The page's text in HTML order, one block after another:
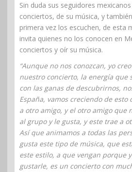
Sin duda sus seguidores
conciertos, de su música, y
primera vez los escuchen, de esta
invita quienes no los conocen en
conciertos y oír su música.
“Aunque no nos conozcan, yo
nuestro concierto, la energía que
con las ganas de descubrirnos,
España, vamos creciendo de
a otro amigo, y el otro amigo que
al grupo y le gusta, y este trae a
Así que animamos a todas las
gusta este tipo de música, que
este estilo, a que vengan porque
gustarle, es un concierto con